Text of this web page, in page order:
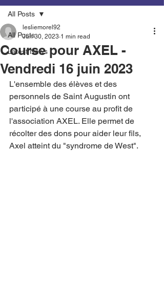
All Posts
Latest News
All Posts
Course pour AXEL -
Vendredi 16 juin 2023
lesliemorel92
Jun 30, 2023 1 min read
L'ensemble des élèves et des
personnels de Saint Augustin ont
participé à une course au profit de
l'association AXEL. Elle permet de
récolter des dons pour aider leur fils,
Axel atteint du "syndrome de West".